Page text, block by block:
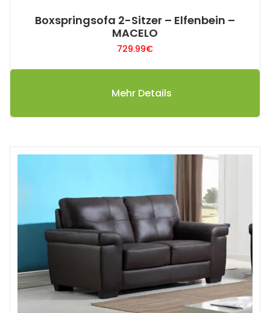
Boxspringsofa 2-Sitzer – Elfenbein –
MACELO
729.99€
Mehr Details